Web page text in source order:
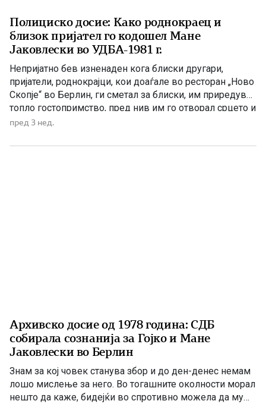
Полициско досие: Како роднокраец и
близок пријател го кодошел Мане
Јаковлески во УДБА-1981 г.
Непријатно бев изненаден кога блиски другари,
пријатели, роднокрајци, кои доаѓале во ресторан „Ново
Скопје“ во Берлин, ги сметал за блиски, им приредувал
топло гостопримство, пред нив им го отворал срцето и
слободно разговарал за сешто го болело во душата.
гостопримството, доаѓале со одредена цел бидејќи
пред 3 нед.
Архивско досие од 1978 година: СДБ
собирала сознанија за Гојко и Мане
Јаковлески во Берлин
Знам за кој човек станува збор и до ден-денес немам
лошо мислење за него. Во тогашните околности морал
нешто да каже, бидејќи во спротивно можела да му